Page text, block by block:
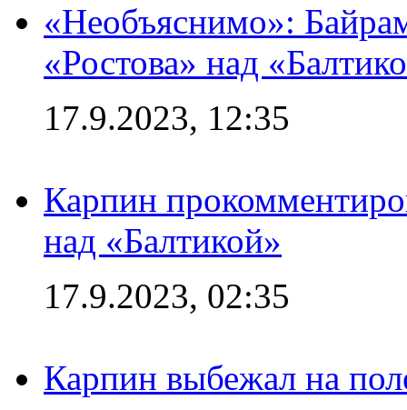
«Необъяснимо»:
«Ростова» над
17.9.2023, 12:35
Карпин
над «Балтикой»
17.9.2023, 02:35
Карпин выбежал на